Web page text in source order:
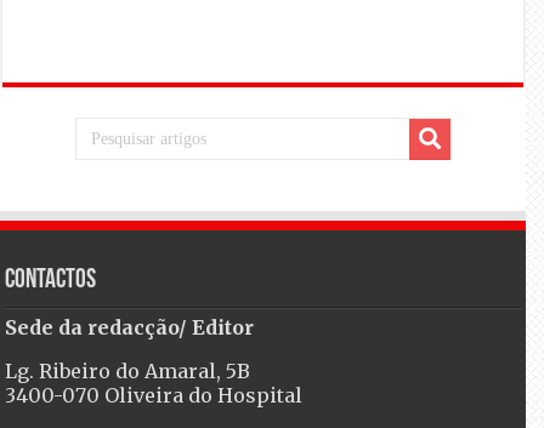
Contactos
Sede da redacção/ Editor
Lg. Ribeiro do Amaral, 5B
3400-070 Oliveira do Hospital